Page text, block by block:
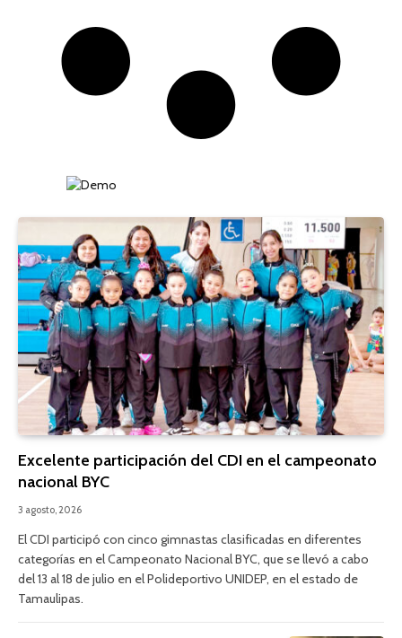
Excelente participación del CDI en el campeonato
nacional BYC
3 agosto, 2026
El CDI participó con cinco gimnastas clasificadas en diferentes
categorías en el Campeonato Nacional BYC, que se llevó a cabo
del 13 al 18 de julio en el Polideportivo UNIDEP, en el estado de
Tamaulipas.